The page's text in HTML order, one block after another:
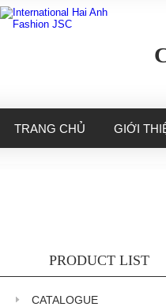
TRANG CHỦ GIỚI
PRODUCT LIST
CATALOGUE